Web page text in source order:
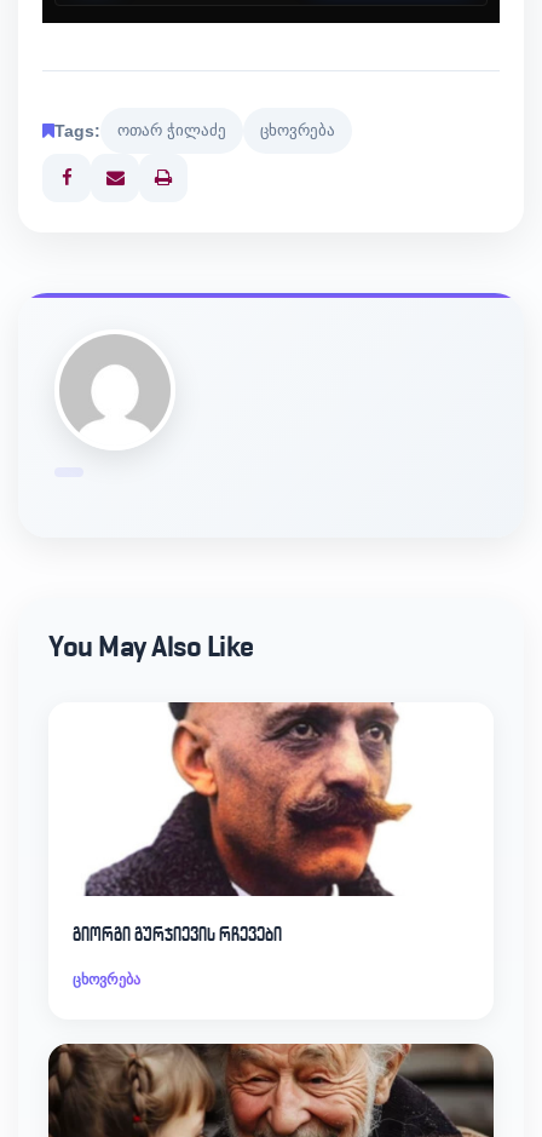
Tags: ოთარ ჭილაძე ცხოვრება
Print
You May Also Like
გიორგი გურჯიევის რჩევები
ცხოვრება